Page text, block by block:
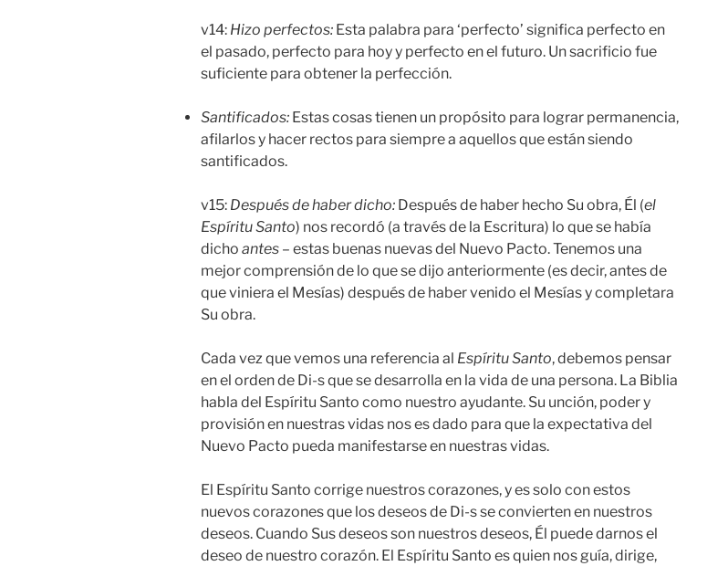
v14: Hizo perfectos: Esta palabra para ‘perfecto’ significa perfecto en
el pasado, perfecto para hoy y perfecto en el futuro. Un sacrificio fue
suficiente para obtener la perfección.
Santificados: Estas cosas tienen un propósito para lograr permanencia,
afilarlos y hacer rectos para siempre a aquellos que están siendo
santificados.
v15: Después de haber dicho: Después de haber hecho Su obra, Él (el
Espíritu Santo) nos recordó (a través de la Escritura) lo que se había
dicho antes – estas buenas nuevas del Nuevo Pacto. Tenemos una
mejor comprensión de lo que se dijo anteriormente (es decir, antes de
que viniera el Mesías) después de haber venido el Mesías y completara
Su obra.
Cada vez que vemos una referencia al Espíritu Santo, debemos pensar
en el orden de Di-s que se desarrolla en la vida de una persona. La Biblia
habla del Espíritu Santo como nuestro ayudante. Su unción, poder y
provisión en nuestras vidas nos es dado para que la expectativa del
Nuevo Pacto pueda manifestarse en nuestras vidas.
El Espíritu Santo corrige nuestros corazones, y es solo con estos
nuevos corazones que los deseos de Di-s se convierten en nuestros
deseos. Cuando Sus deseos son nuestros deseos, Él puede darnos el
deseo de nuestro corazón. El Espíritu Santo es quien nos guía, dirige,